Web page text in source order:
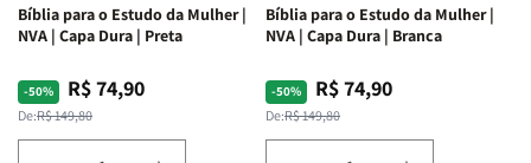
Bíblia para o Estudo da Mulher |
NVA | Capa Dura | Preta
-50%
Preço
normal
De:R$ 149,80
Preço
promocional
R$ 74,90
Bíblia para o Estudo da Mulher |
NVA | Capa Dura | Branca
-50%
Preço
normal
De:R$ 149,80
Preço
promocional
R$ 74,90